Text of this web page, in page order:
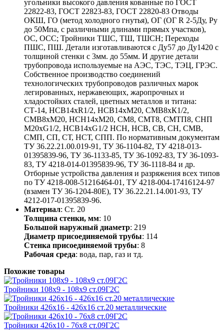
угольники высокого давления кованные по ГОСТ
22822-83, ГОСТ 22823-83, ГОСТ 22820-83 Отводы
ОКШ, ГО (метод холодного гнутья), ОГ (ОГ R 2-5Ду, Ру
до 50Мпа, с различными длинами прямых участков),
ОС, ОСС; Тройники ТШС, ТШ, ТШСН; Переходы
ПШС, ПШ. Детали изготавливаются с Ду57 до Ду1420 с
толщиной стенки с 3мм. до 55мм. И другие детали
трубопровода используемые на АЭС, ТЭС, ТЭЦ, ГРЭС.
Собственное производство соединений
технологических трубопроводов различных марок
легированных, нержавеющих, жаропрочных и
хладостойких сталей, цветных металлов и титана:
СТ-14, НСВ14хR1/2, НСВ14хМ20, СМВ8хК1/2,
СМВ8хМ20, НСН14хМ20, СМ8, СМТ8, СМТП8, СНП
М20хG1/2, НСВ14хG1/2 НСН, НСВ, СВ, СН, СМВ,
СМП, СП, СТ, НСТ, СПП. По нормативным документам
ТУ 36.22.21.00.019-91, ТУ 36-1104-82, ТУ 4218-013-
01395839-96, ТУ 36-1133-85, ТУ 36-1092-83, ТУ 36-1093-
83, ТУ 4218-014-01395839-96, ТУ 36-1118-84 и др.
Отборные устройства давления и разряжения всех типов
по ТУ 4218-008-51216464-01, ТУ 4218-004-17416124-97
(взамен ТУ 36-1204-80Е), ТУ 36.22.21.14.001-93, ТУ
4212-017-01395839-96.
Материал: Ст. 20
Толщина стенки, мм: 10
Большой наружный диаметр: 219
Диаметр присоединяемой трубы: 114
Стенка присоединяемой трубы: 8
Рабочая среда: вода, пар, газ и тд.
Похожие товары
Тройники 108х9 - 108х9 ст.09Г2С
Тройники 426х16 - 426х16 ст.20 металлические
Тройники 426х10 - 76х8 ст.09Г2С